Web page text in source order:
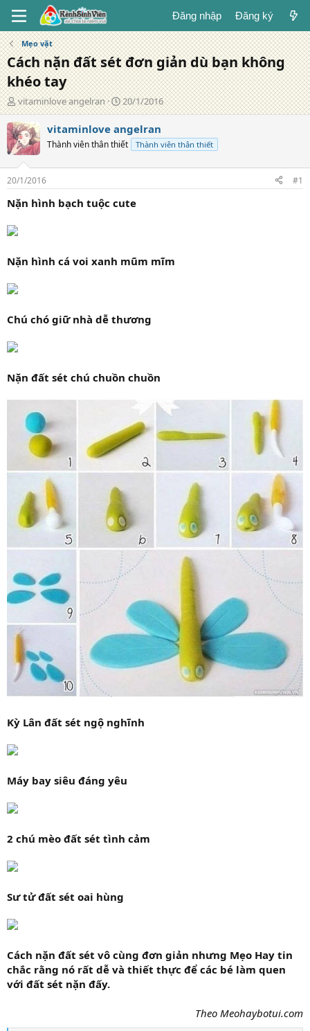
Đăng nhập Đăng ký
Mẹo vặt
Cách nặn đất sét đơn giản dù bạn không
khéo tay
T
á
c
g
i
ả
vitaminlove angelran
N
g
à
y
đ
g
20/1/2016
vitaminlove angelran
Thành viên thân thiết Thành viên thân thiết
20/1/2016 #1
Nặn hình bạch tuộc cute
Nặn hình cá voi xanh mũm mĩm
Chú chó giữ nhà dễ thương
Nặn đất sét chú chuồn chuồn
Kỳ Lân đất sét ngộ nghĩnh
Máy bay siêu đáng yêu
2 chú mèo đất sét tình cảm
Sư tử đất sét oai hùng
Cách nặn đất sét vô cùng đơn giản nhưng Mẹo Hay tin
chắc rằng nó rất dễ và thiết thực để các bé làm quen
với đất sét nặn đấy.
Theo Meohaybotui.com